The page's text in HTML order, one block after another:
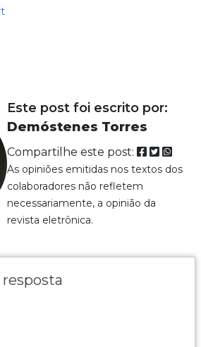
Este post foi escrito por:
Demóstenes Torres
Compartilhe este post:
As opiniões emitidas nos textos dos
colaboradores não refletem
necessariamente, a opinião da
revista eletrônica.